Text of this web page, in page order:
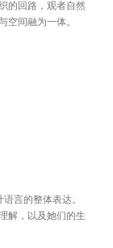
的回路，观者自然
空间融为一体。
言的整体表达。
解，以及她们的生